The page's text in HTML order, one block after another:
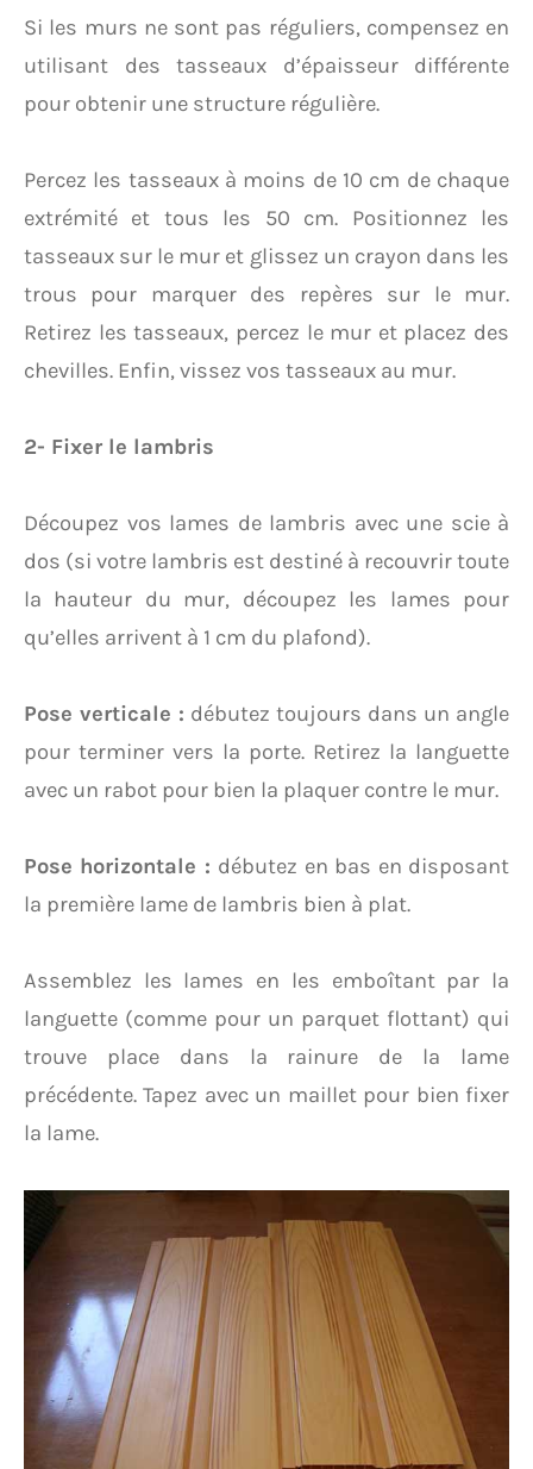
Si les murs ne sont pas réguliers, compensez en
utilisant des tasseaux d’épaisseur différente
pour obtenir une structure régulière.
Percez les tasseaux à moins de 10 cm de chaque
extrémité et tous les 50 cm. Positionnez les
tasseaux sur le mur et glissez un crayon dans les
trous pour marquer des repères sur le mur.
Retirez les tasseaux, percez le mur et placez des
chevilles. Enfin, vissez vos tasseaux au mur.
2- Fixer le lambris
Découpez vos lames de lambris avec une scie à
dos (si votre lambris est destiné à recouvrir toute
la hauteur du mur, découpez les lames pour
qu’elles arrivent à 1 cm du plafond).
Pose verticale : débutez toujours dans un angle
pour terminer vers la porte. Retirez la languette
avec un rabot pour bien la plaquer contre le mur.
Pose horizontale : débutez en bas en disposant
la première lame de lambris bien à plat.
Assemblez les lames en les emboîtant par la
languette (comme pour un parquet flottant) qui
trouve place dans la rainure de la lame
précédente. Tapez avec un maillet pour bien fixer
la lame.